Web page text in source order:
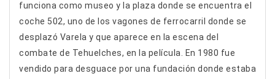
funciona como museo y la plaza donde se encuentra el
coche 502, uno de los vagones de ferrocarril donde se
desplazó Varela y que aparece en la escena del
combate de Tehuelches, en la película. En 1980 fue
vendido para desguace por una fundación donde estaba